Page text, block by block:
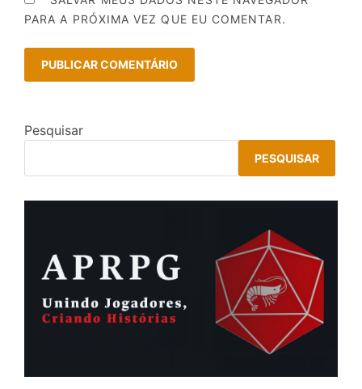
PARA A PRÓXIMA VEZ QUE EU COMENTAR.
Pesquisar
PESQUISAR